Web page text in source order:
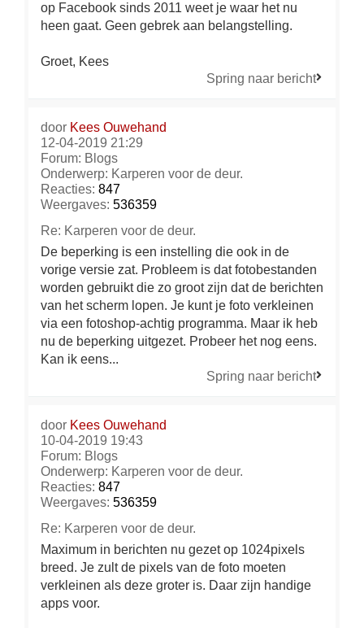
op Facebook sinds 2011 weet je waar het nu
heen gaat. Geen gebrek aan belangstelling.
Groet, Kees
Spring naar bericht
door Kees Ouwehand
12-04-2019 21:29
Forum: Blogs
Onderwerp: Karperen voor de deur.
Reacties: 847
Weergaves: 536359
Re: Karperen voor de deur.
De beperking is een instelling die ook in de
vorige versie zat. Probleem is dat fotobestanden
worden gebruikt die zo groot zijn dat de berichten
van het scherm lopen. Je kunt je foto verkleinen
via een fotoshop-achtig programma. Maar ik heb
nu de beperking uitgezet. Probeer het nog eens.
Kan ik eens...
Spring naar bericht
door Kees Ouwehand
10-04-2019 19:43
Forum: Blogs
Onderwerp: Karperen voor de deur.
Reacties: 847
Weergaves: 536359
Re: Karperen voor de deur.
Maximum in berichten nu gezet op 1024pixels
breed. Je zult de pixels van de foto moeten
verkleinen als deze groter is. Daar zijn handige
apps voor.